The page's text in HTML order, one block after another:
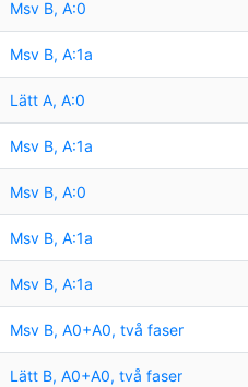
Msv B, A:0
Msv B, A:1a
Lätt A, A:0
Msv B, A:1a
Msv B, A:0
Msv B, A:1a
Msv B, A:1a
Msv B, A0+A0, två faser
Lätt B, A0+A0, två faser